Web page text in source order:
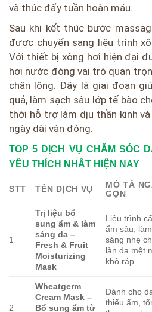
và thúc đẩy tuần hoàn máu.
Sau khi kết thúc bước
được chuyển sang liệu trình
Với thiết bị xông hơi hiện đại
hơi nước đóng vai trò quan
chân lông. Đây là giai đoạn
quả, làm sạch sâu lớp tế bào
thời hỗ trợ làm dịu thần kinh
ngày dài vận động.
TOP 5 DỊCH VỤ CHĂM SÓC
YÊU THÍCH NHẤT HIỆN NAY
STT TÊN DỊCH VỤ
MÔ TẢ
GỌN
1
Trị liệu bổ
sung ẩm & làm
sáng da –
Fresh & Fruit
Moisturizing
Mask
Liệu trình
ẩm sâu, làm
sáng nhẹ
làn da mệt
khô ráp.
2
Wheatgerm
Cream Mask –
Bổ sung ẩm từ
Dành cho
thiếu ẩm,